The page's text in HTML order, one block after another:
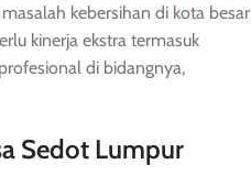
kebersihan di kota besar
kinerja ekstra termasuk
di bidangnya,
Sedot Lumpur